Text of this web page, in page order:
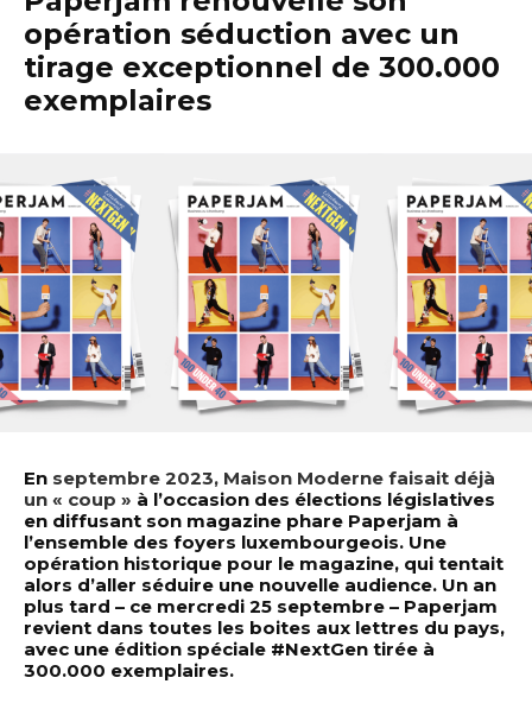
opération séduction avec un
tirage exceptionnel de 300.000
exemplaires
En septembre 2023, Maison Moderne faisait déjà
un « coup » à l’occasion des élections législatives
en diffusant son magazine phare Paperjam à
l’ensemble des foyers luxembourgeois. Une
opération historique pour le magazine, qui tentait
alors d’aller séduire une nouvelle audience. Un an
plus tard – ce mercredi 25 septembre – Paperjam
revient dans toutes les boites aux lettres du pays,
avec une édition spéciale #NextGen tirée à
300.000 exemplaires.